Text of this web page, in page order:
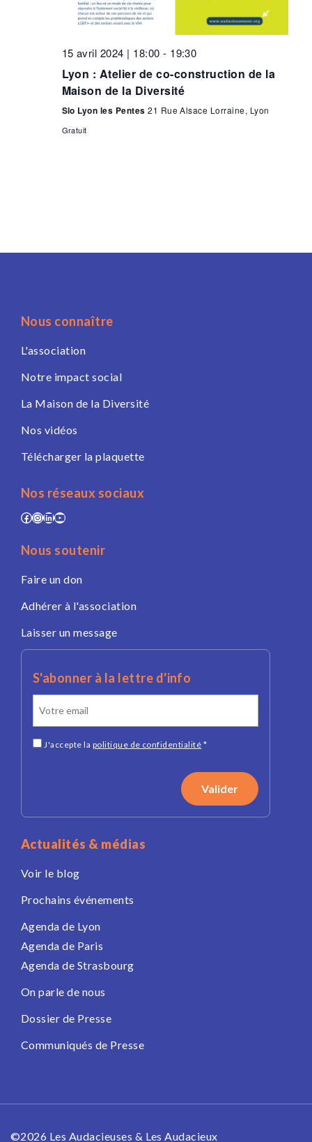
15 avril 2024 | 18:00 - 19:30
Lyon : Atelier de co-construction de la
Maison de la Diversité
Slo Lyon les Pentes21 Rue Alsace Lorraine, Lyon
Gratuit
Nous connaître
L'association
Notre impact social
La Maison de la Diversité
Nos vidéos
Télécharger la plaquette
Nos réseaux sociaux
Facebook
Instagram
LinkedIn
YouTube
Nous soutenir
Faire un don
Adhérer à l'association
Laisser un message
S'abonner à la lettre d'info
J'accepte la politique de confidentialité *
Actualités & médias
Voir le blog
Prochains événements
Agenda de Lyon
Agenda de Paris
Agenda de Strasbourg
On parle de nous
Dossier de Presse
Communiqués de Presse
©2026 Les Audacieuses & Les Audacieux